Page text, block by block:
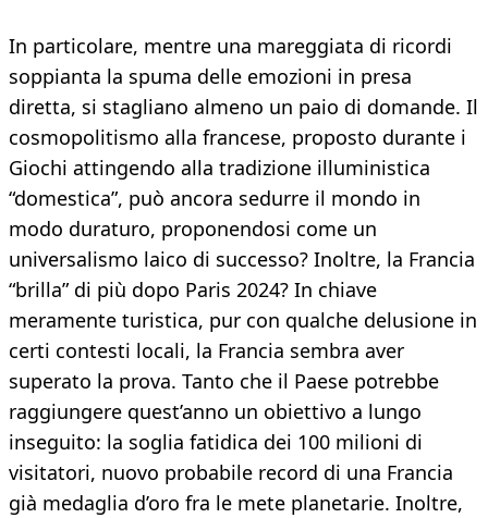
In particolare, mentre una mareggiata di ricordi
soppianta la spuma delle emozioni in presa
diretta, si stagliano almeno un paio di domande. Il
cosmopolitismo alla francese, proposto durante i
Giochi attingendo alla tradizione illuministica
“domestica”, può ancora sedurre il mondo in
modo duraturo, proponendosi come un
universalismo laico di successo? Inoltre, la Francia
“brilla” di più dopo Paris 2024? In chiave
meramente turistica, pur con qualche delusione in
certi contesti locali, la Francia sembra aver
superato la prova. Tanto che il Paese potrebbe
raggiungere quest’anno un obiettivo a lungo
inseguito: la soglia fatidica dei 100 milioni di
visitatori, nuovo probabile record di una Francia
già medaglia d’oro fra le mete planetarie. Inoltre,